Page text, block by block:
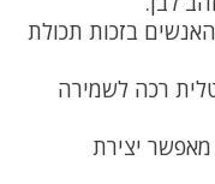
בזכות תכולת
רכה לשמירה
– כסף 925 מאפשר יצירת